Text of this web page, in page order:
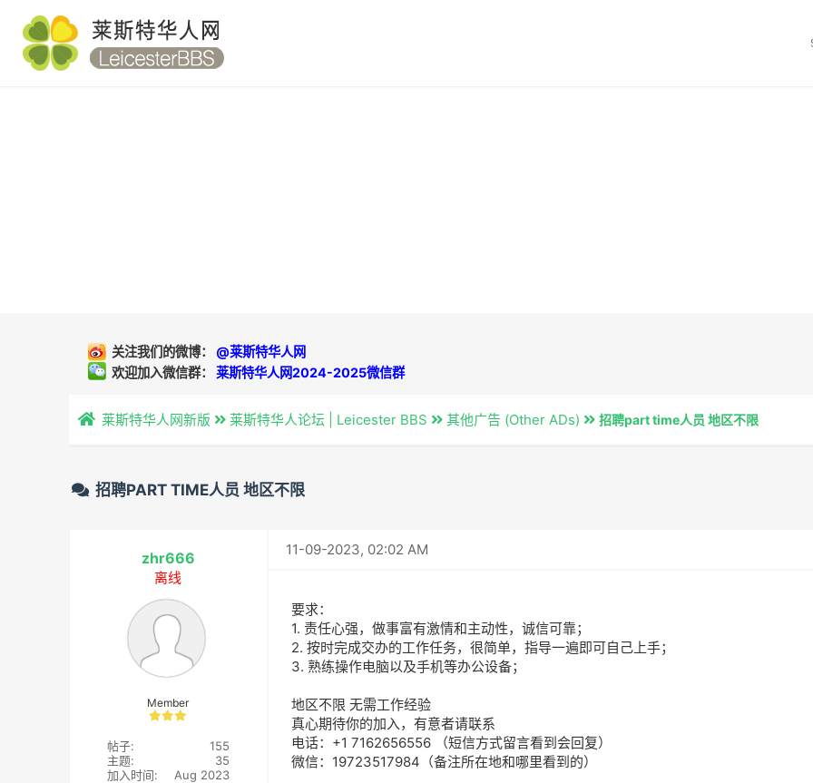
关注我们的微博：@莱斯特华人网
欢迎加入微信群：莱斯特华人网2024-2025微信群
莱斯特华人网新版 莱斯特华人论坛 | Leicester BBS 其他广告 (Other ADs) 招聘part time人员 地区不限
招聘PART TIME人员 地区不限
zhr666
离线
Member
帖子:
155
主题:
35
加入时间:
Aug 2023
11-09-2023, 02:02 AM
要求：
1. 责任心强，做事富有激情和主动性，诚信可靠；
2. 按时完成交办的工作任务，很简单，指导一遍即可自己上手；
3. 熟练操作电脑以及手机等办公设备；
地区不限 无需工作经验
真心期待你的加入，有意者请联系
电话：+1 7162656556 （短信方式留言看到会回复）
微信：19723517984（备注所在地和哪里看到的）